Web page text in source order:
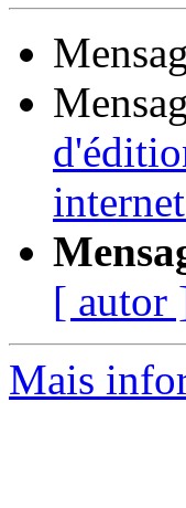
[ autor
Mais